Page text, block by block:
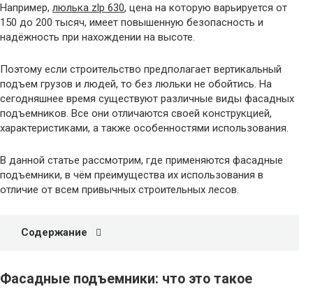
Например, люлька zlp 630, цена на которую варьируется от
150 до 200 тысяч, имеет повышенную безопасность и
надёжность при нахождении на высоте.
Поэтому если строительство предполагает вертикальный
подъем грузов и людей, то без люльки не обойтись. На
сегодняшнее время существуют различные виды фасадных
подъемников. Все они отличаются своей конструкцией,
характеристиками, а также особенностями использования.
В данной статье рассмотрим, где применяются фасадные
подъемники, в чём преимущества их использования в
отличие от всем привычных строительных лесов.
Содержание
Фасадные подъемники: что это такое